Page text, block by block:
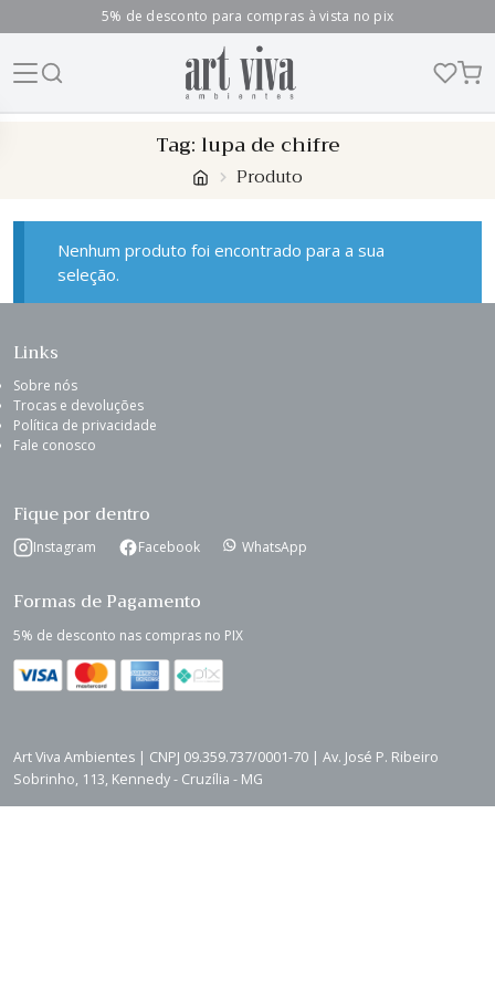
5% de desconto para compras à vista no pix
Tag:lupa de chifre
Produto
Nenhum produto foi encontrado para a sua
seleção.
Links
Sobre nós
Trocas e devoluções
Política de privacidade
Fale conosco
Fique por dentro
Instagram Facebook WhatsApp
Formas de Pagamento
5% de desconto nas compras no PIX
Art Viva Ambientes | CNPJ 09.359.737/0001-70 | Av. José P. Ribeiro
Sobrinho, 113, Kennedy - Cruzília - MG